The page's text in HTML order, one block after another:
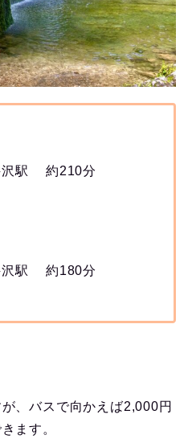
沢駅 約210分
沢駅 約180分
、バスで向かえば2,000円
ます。